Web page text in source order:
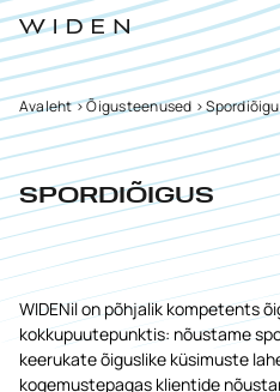
Avaleht>Õigusteenused >
SPORDIÕIGUS
WIDENil on põhjalik kompetents
kokkupuutepunktis: nõustame
keerukate õiguslike küsimuste
kogemustepagas klientide